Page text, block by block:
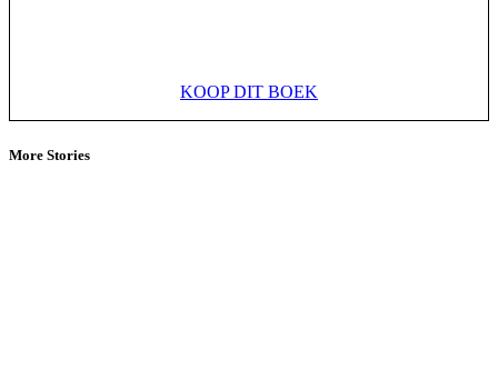
KOOP DIT BOEK
More Stories